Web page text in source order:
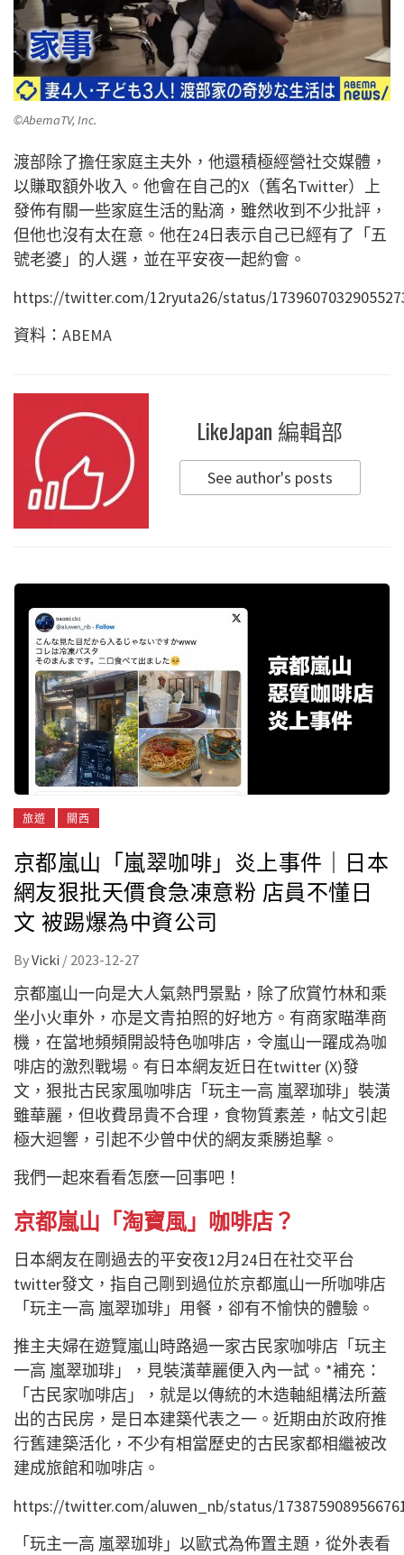
©AbemaTV, Inc.
渡部除了擔任家庭主夫外，他還積極經營社交媒體，
以賺取額外收入。他會在自己的X（舊名Twitter）上
發佈有關一些家庭生活的點滴，雖然收到不少批評，
但他也沒有太在意。他在24日表示自己已經有了「五
號老婆」的人選，並在平安夜一起約會。
https://twitter.com/12ryuta26/status/
資料： ABEMA
LikeJapan 編輯部
See author's posts
旅遊 關西
京都嵐山「嵐翠咖啡」炎上事件｜日本
網友狠批天價食急凍意粉 店員不懂日
文 被踢爆為中資公司
ByVicki / 2023-12-27
京都嵐山一向是大人氣熱門景點，除了欣賞竹林和乘
坐小火車外，亦是文青拍照的好地方。有商家瞄準商
機，在當地頻頻開設特色咖啡店，令嵐山一躍成為咖
啡店的激烈戰場。有日本網友近日在twitter (X)發
文，狠批古民家風咖啡店「玩主一高 嵐翠珈琲」裝潢
雖華麗，但收費昂貴不合理，食物質素差，帖文引起
極大迴響，引起不少曾中伏的網友乘勝追擊。
我們一起來看看怎麼一回事吧！
京都嵐山「淘寶風」咖啡店？
日本網友在剛過去的平安夜12月24日在社交平台
twitter發文，指自己剛到過位於京都嵐山一所咖啡店
「玩主一高 嵐翠珈琲」用餐，卻有不愉快的體驗。
推主夫婦在遊覽嵐山時路過一家古民家咖啡店「玩主
一高 嵐翠珈琲」，見裝潢華麗便入內一試。*補充：
「古民家咖啡店」，就是以傳統的木造軸組構法所蓋
出的古民房，是日本建築代表之一。近期由於政府推
行舊建築活化，不少有相當歷史的古民家都相繼被改
建成旅館和咖啡店。
https://twitter.com/aluwen_nb/status/
「玩主一高 嵐翠珈琲」以歐式為佈置主題，從外表看